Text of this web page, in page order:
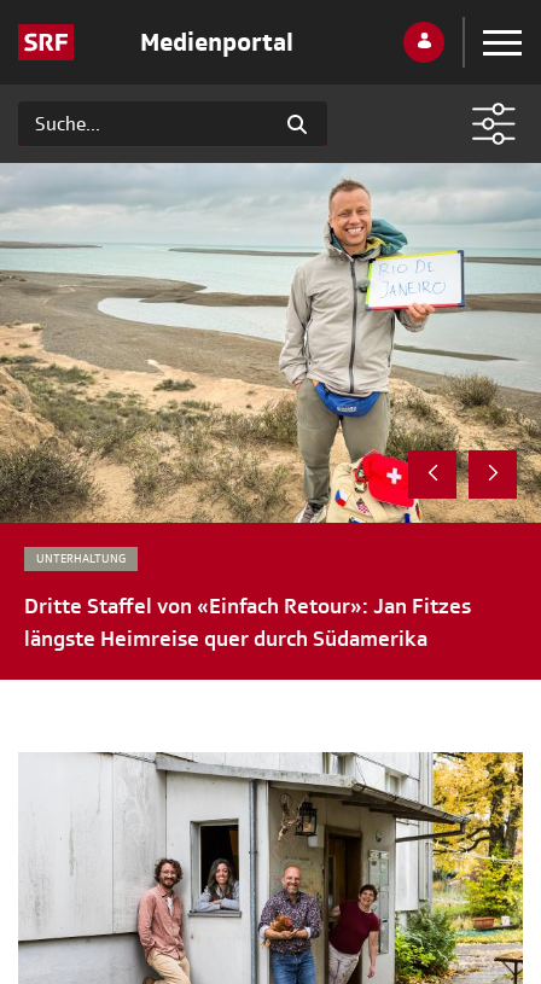
Medienportal
UNTERHALTUNG
Dritte Staffel von «Einfach Retour»: Jan Fitzes
längste Heimreise quer durch Südamerika
Interesse Neueste